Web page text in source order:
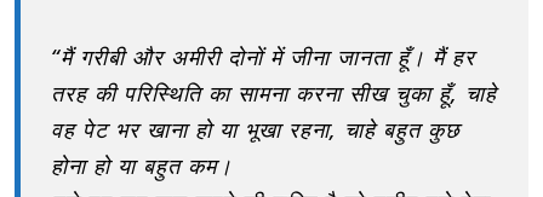
“मैं गरीबी और अमीरी दोनों में जीना जानता हूँ। मैं हर
तरह की परिस्थिति का सामना करना सीख चुका हूँ, चाहे
वह पेट भर खाना हो या भूखा रहना, चाहे बहुत कुछ
होना हो या बहुत कम।